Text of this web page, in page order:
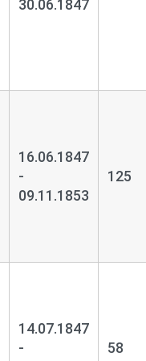
30.06.1847
16.06.1847
-
09.11.1853
125
14.07.1847
-
58